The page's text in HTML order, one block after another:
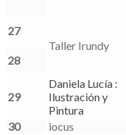
27
Taller Irundy
28
29
Daniela Lucía :
Ilustración y
Pintura
30
iocus